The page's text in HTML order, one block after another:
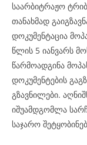
საარბიტრაჟო
თანახმად
დოკუმენტაცია
წლის 5 იანვარს
წარმოადგინა
დოკუმენტების
გზავნილები.
იშუამდგომლა
საჯარო